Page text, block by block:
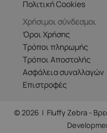
Πολιτική Cookies
Χρήσιμοι σύνδεσμοι
Όροι Χρήσης
Τρόποι πληρωμής
Τρόποι Αποστολής
Ασφάλεια συναλλαγών
Επιστροφές
© 2026 | Fluffy Zebra -